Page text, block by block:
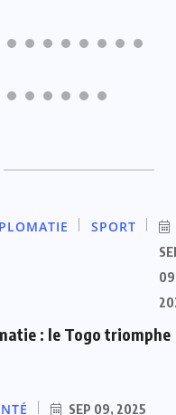
SPORT
: le Togo triomphe
SEP 09, 2025